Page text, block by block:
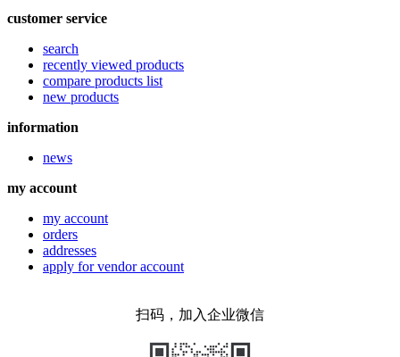
customer service
search
recently viewed products
compare products list
new products
information
news
my account
my account
orders
addresses
apply for vendor account
扫码，加入企业微信